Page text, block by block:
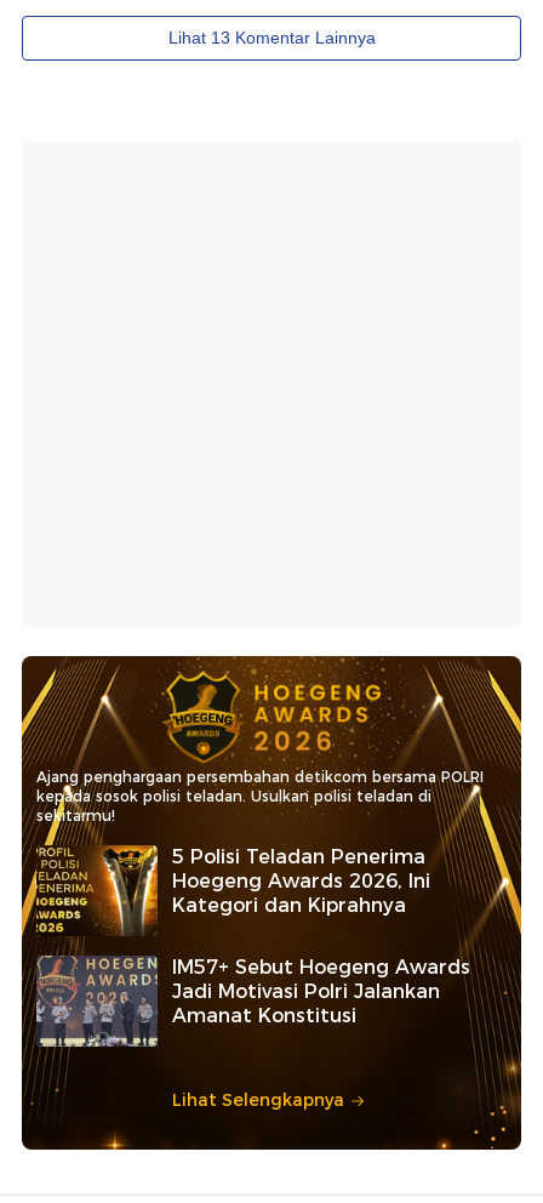
Ajang penghargaan persembahan detikcom bersama POLRI
kepada sosok polisi teladan. Usulkan polisi teladan di
sekitarmu!
5 Polisi Teladan Penerima
Hoegeng Awards 2026, Ini
Kategori dan Kiprahnya
IM57+ Sebut Hoegeng Awards
Jadi Motivasi Polri Jalankan
Amanat Konstitusi
Lihat Selengkapnya